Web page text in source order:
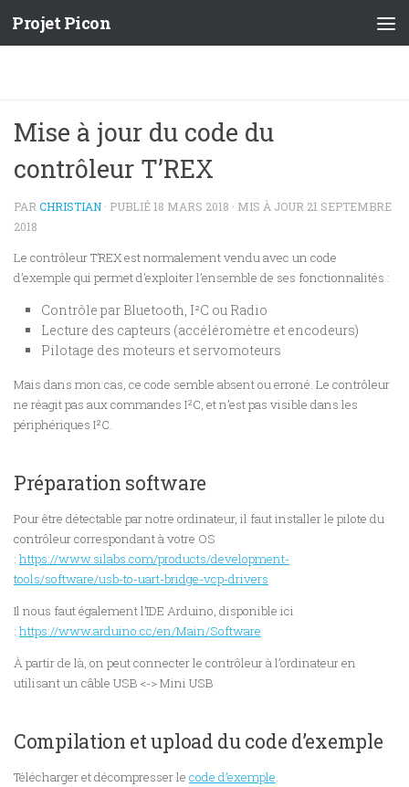
Projet Picon
Mise à jour du code du
contrôleur T’REX
PAR CHRISTIAN · PUBLIÉ18 MARS 2018 · MIS À JOUR 21 SEPTEMBRE
2018
Le contrôleur T’REX est normalement vendu avec un code
d’exemple qui permet d’exploiter l’ensemble de ses fonctionnalités :
Contrôle par Bluetooth, I²C ou Radio
Lecture des capteurs (accéléromètre et encodeurs)
Pilotage des moteurs et servomoteurs
Mais dans mon cas, ce code semble absent ou erroné. Le contrôleur
ne réagit pas aux commandes I²C, et n’est pas visible dans les
périphériques I²C.
Préparation software
Pour être détectable par notre ordinateur, il faut installer le pilote du
contrôleur correspondant à votre OS
: https://www.silabs.com/products/development-
tools/software/usb-to-uart-bridge-vcp-drivers
Il nous faut également l’IDE Arduino, disponible ici
: https://www.arduino.cc/en/Main/Software
À partir de là, on peut connecter le contrôleur à l’ordinateur en
utilisant un câble USB <-> Mini USB
Compilation et upload du code d’exemple
Télécharger et décompresser le code d’exemple.